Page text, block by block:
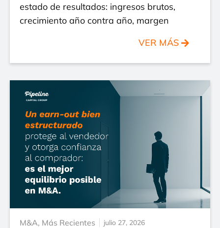
estado de resultados: ingresos brutos,
crecimiento año contra año, margen
VER MÁS
M&A, Más Recientes julio 27, 2026